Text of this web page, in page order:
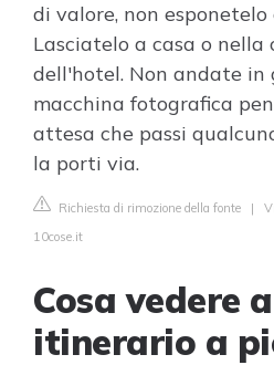
di valore, non
Lasciatelo a casa o nella
dell'hotel. Non andate in
macchina fotografica
attesa che passi
la porti via.
Richiesta di rimozione della fonte |
10cose.it
Cosa vedere
itinerario a